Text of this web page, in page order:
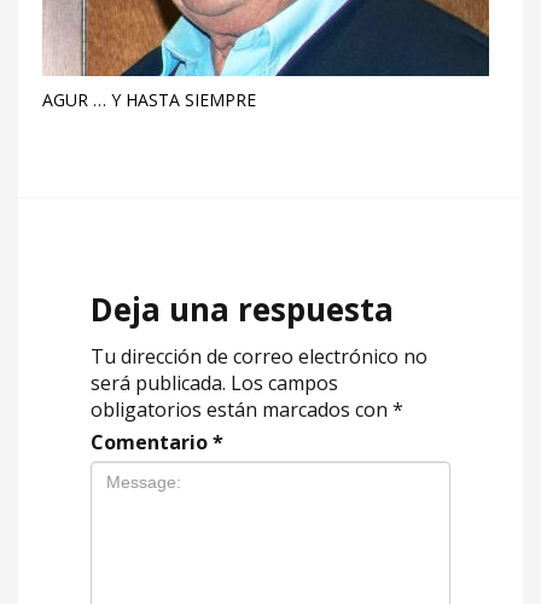
AGUR … Y HASTA SIEMPRE
Deja una respuesta
Tu dirección de correo electrónico no
será publicada. Los campos
obligatorios están marcados con *
Comentario*